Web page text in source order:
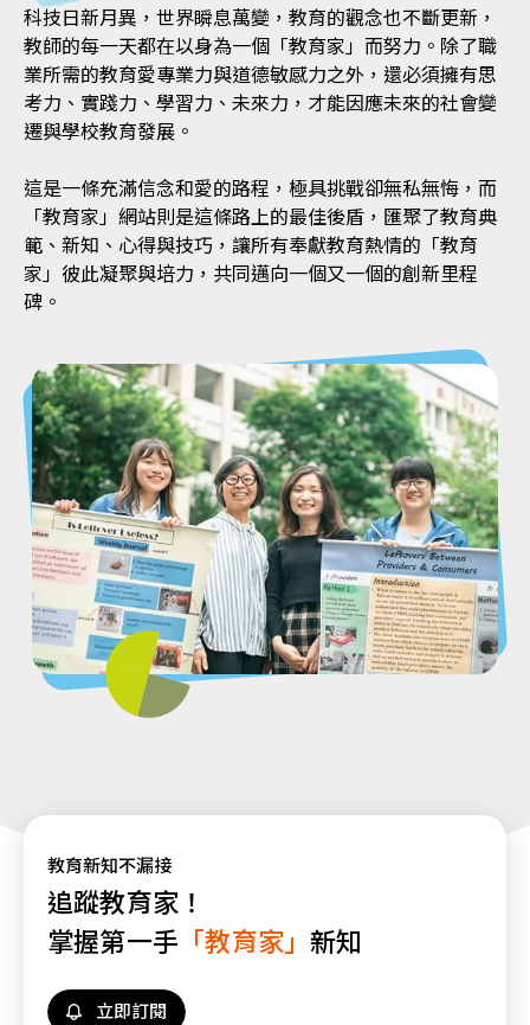
科技日新月異，世界瞬息萬變，教育的觀念也不斷更新，
教師的每一天都在以身為一個「教育家」而努力。除了職
業所需的教育愛專業力與道德敏感力之外，還必須擁有思
考力、實踐力、學習力、未來力，才能因應未來的社會變
遷與學校教育發展。
這是一條充滿信念和愛的路程，極具挑戰卻無私無悔，而
「教育家」網站則是這條路上的最佳後盾，匯聚了教育典
範、新知、心得與技巧，讓所有奉獻教育熱情的「教育
家」彼此凝聚與培力，共同邁向一個又一個的創新里程
碑。
教育新知不漏接
追蹤教育家！
掌握第一手 「教育家」 新知
立即訂閱